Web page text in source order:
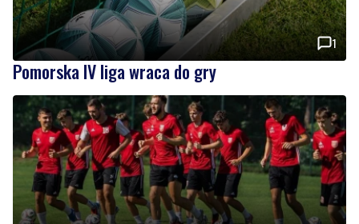
1
Pomorska IV liga wraca do gry